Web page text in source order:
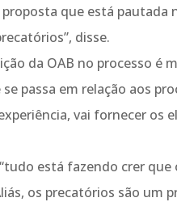
que está pautada
disse.
da OAB no processo
passa em relação aos
vai fornecer os
está fazendo crer
os precatórios são um